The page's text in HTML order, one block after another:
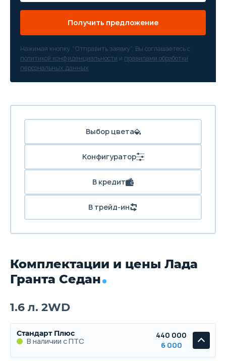
Получить предложение
Нажимая кнопку “Отправить заявку”, Вы соглашаетесь с
политикой конфиденциальности и правилами обработки
персональных данных
Выбор цвета
Конфигуратор
В кредит
В трейд-ин
Комплектации и цены Лада
Гранта Седан
1.6 л. 2WD
Стандарт Плюс
В наличии с ПТС
440 000
6 000